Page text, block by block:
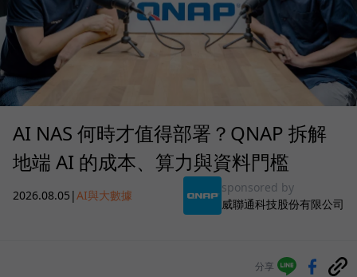
AI NAS 何時才值得部署？QNAP 拆解
地端 AI 的成本、算力與資料門檻
2026.08.05 |AI與大數據
sponsored by
威聯通科技股份有限公司
分享